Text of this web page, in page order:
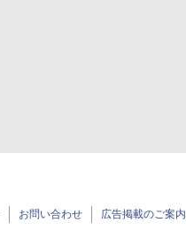
お問い合わせ 広告掲載のご案内